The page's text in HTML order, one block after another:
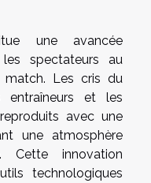
une avancée
les spectateurs au
Les cris du
entraîneurs et les
avec une
une atmosphère
Cette innovation
technologiques